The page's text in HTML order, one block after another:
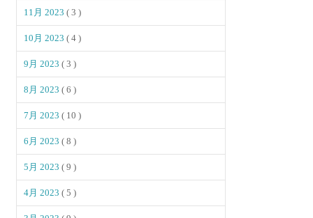
11月 2023( 3 )
10月 2023( 4 )
9月 2023( 3 )
8月 2023( 6 )
7月 2023( 10 )
6月 2023( 8 )
5月 2023( 9 )
4月 2023( 5 )